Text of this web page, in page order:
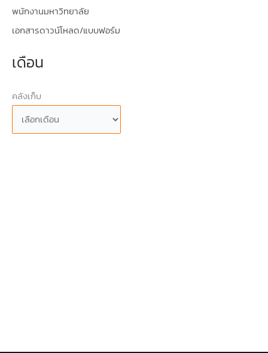
พนักงานมหาวิทยาลัย
เอกสารดาวน์โหลด/แบบฟอร์ม
เดือน
คลังเก็บ